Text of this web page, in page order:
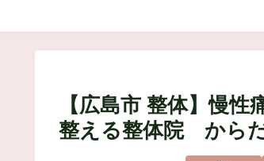
【広島市 整体】慢
整える整体院 から